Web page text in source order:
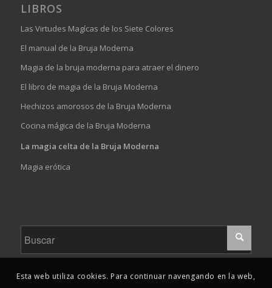
LIBROS
Las Virtudes Magícas de los Siete Colores
El manual de la Bruja Moderna
Magia de la bruja moderna para atraer el dinero
El libro de magia de la Bruja Moderna
Hechizos amorosos de la Bruja Moderna
Cocina mágica de la Bruja Moderna
La magia celta de la Bruja Moderna
Magia erótica
Esta web utiliza cookies. Para continuar navengando en la web,